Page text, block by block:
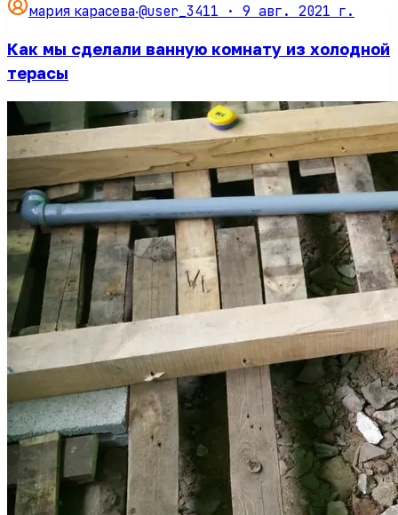
мария карасева·@user_3411 · 9 авг. 2021 г.
Как мы сделали ванную комнату из холодной
терасы